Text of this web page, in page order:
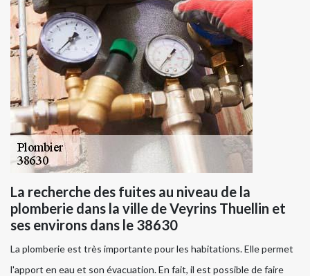
La recherche des fuites au niveau de la
plomberie dans la ville de Veyrins Thuellin et
ses environs dans le 38630
La plomberie est très importante pour les habitations. Elle permet
l'apport en eau et son évacuation. En fait, il est possible de faire